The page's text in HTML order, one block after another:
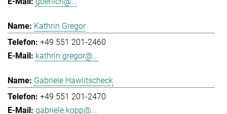
Kathrin Gregor
+49 551 201-2460
kathrin.gregor@...
Gabriele Hawlitscheck
+49 551 201-2470
gabriele.kopp@...